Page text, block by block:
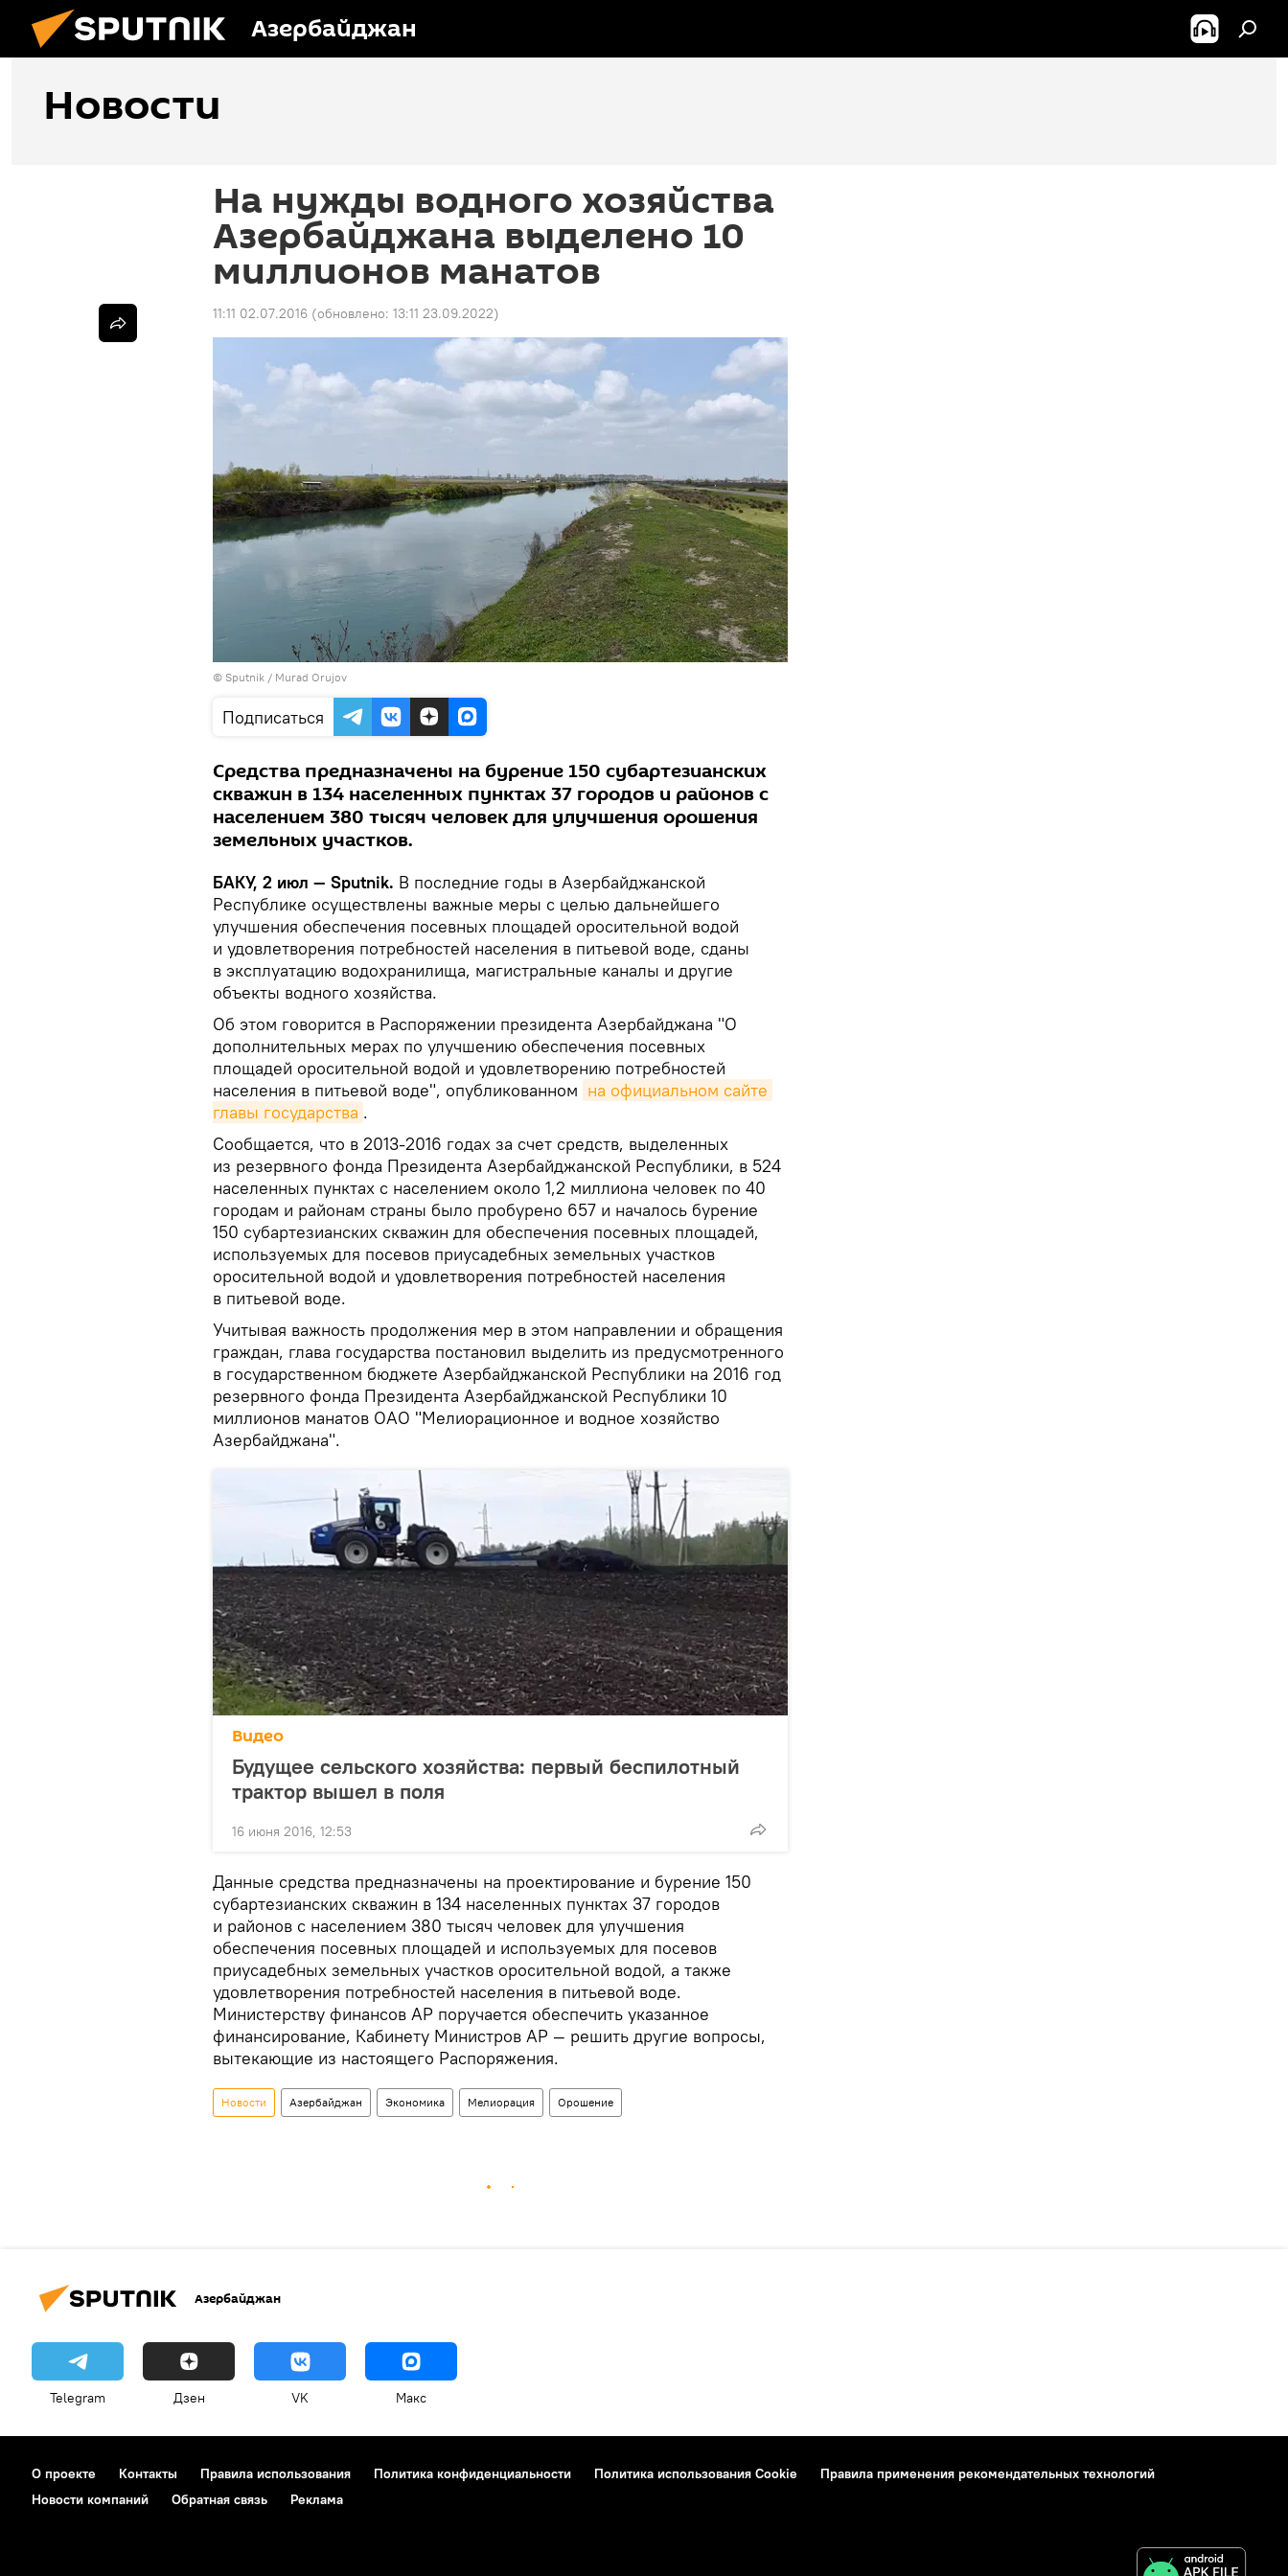
Азербайджан
Новости
На нужды водного хозяйства
Азербайджана выделено 10
миллионов манатов
11:11 02.07.2016 (обновлено: 13:11 23.09.2022)
© Sputnik / Murad Orujov
Подписаться
Средства предназначены на бурение 150 субартезианских
скважин в 134 населенных пунктах 37 городов и районов с
населением 380 тысяч человек для улучшения орошения
земельных участков.
БАКУ, 2 июл — Sputnik. В последние годы в Азербайджанской
Республике осуществлены важные меры с целью дальнейшего
улучшения обеспечения посевных площадей оросительной водой
и удовлетворения потребностей населения в питьевой воде, сданы
в эксплуатацию водохранилища, магистральные каналы и другие
объекты водного хозяйства.
Об этом говорится в Распоряжении президента Азербайджана "О
дополнительных мерах по улучшению обеспечения посевных
площадей оросительной водой и удовлетворению потребностей
населения в питьевой воде", опубликованном на официальном сайте
главы государства .
Сообщается, что в 2013-2016 годах за счет средств, выделенных
из резервного фонда Президента Азербайджанской Республики, в 524
населенных пунктах с населением около 1,2 миллиона человек по 40
городам и районам страны было пробурено 657 и началось бурение
150 субартезианских скважин для обеспечения посевных площадей,
используемых для посевов приусадебных земельных участков
оросительной водой и удовлетворения потребностей населения
в питьевой воде.
Учитывая важность продолжения мер в этом направлении и обращения
граждан, глава государства постановил выделить из предусмотренного
в государственном бюджете Азербайджанской Республики на 2016 год
резервного фонда Президента Азербайджанской Республики 10
миллионов манатов ОАО "Мелиорационное и водное хозяйство
Азербайджана".
Видео
Будущее сельского хозяйства: первый беспилотный
трактор вышел в поля
16 июня 2016, 12:53
Данные средства предназначены на проектирование и бурение 150
субартезианских скважин в 134 населенных пунктах 37 городов
и районов с населением 380 тысяч человек для улучшения
обеспечения посевных площадей и используемых для посевов
приусадебных земельных участков оросительной водой, а также
удовлетворения потребностей населения в питьевой воде.
Министерству финансов АР поручается обеспечить указанное
финансирование, Кабинету Министров АР — решить другие вопросы,
вытекающие из настоящего Распоряжения.
Новости Азербайджан Экономика Мелиорация Орошение
Азербайджан
Telegram Дзен VK Макс
О проекте Контакты Правила использования Политика конфиденциальности Политика использования Cookie
Правила применения рекомендательных технологий
Новости компаний
Обратная связь Реклама